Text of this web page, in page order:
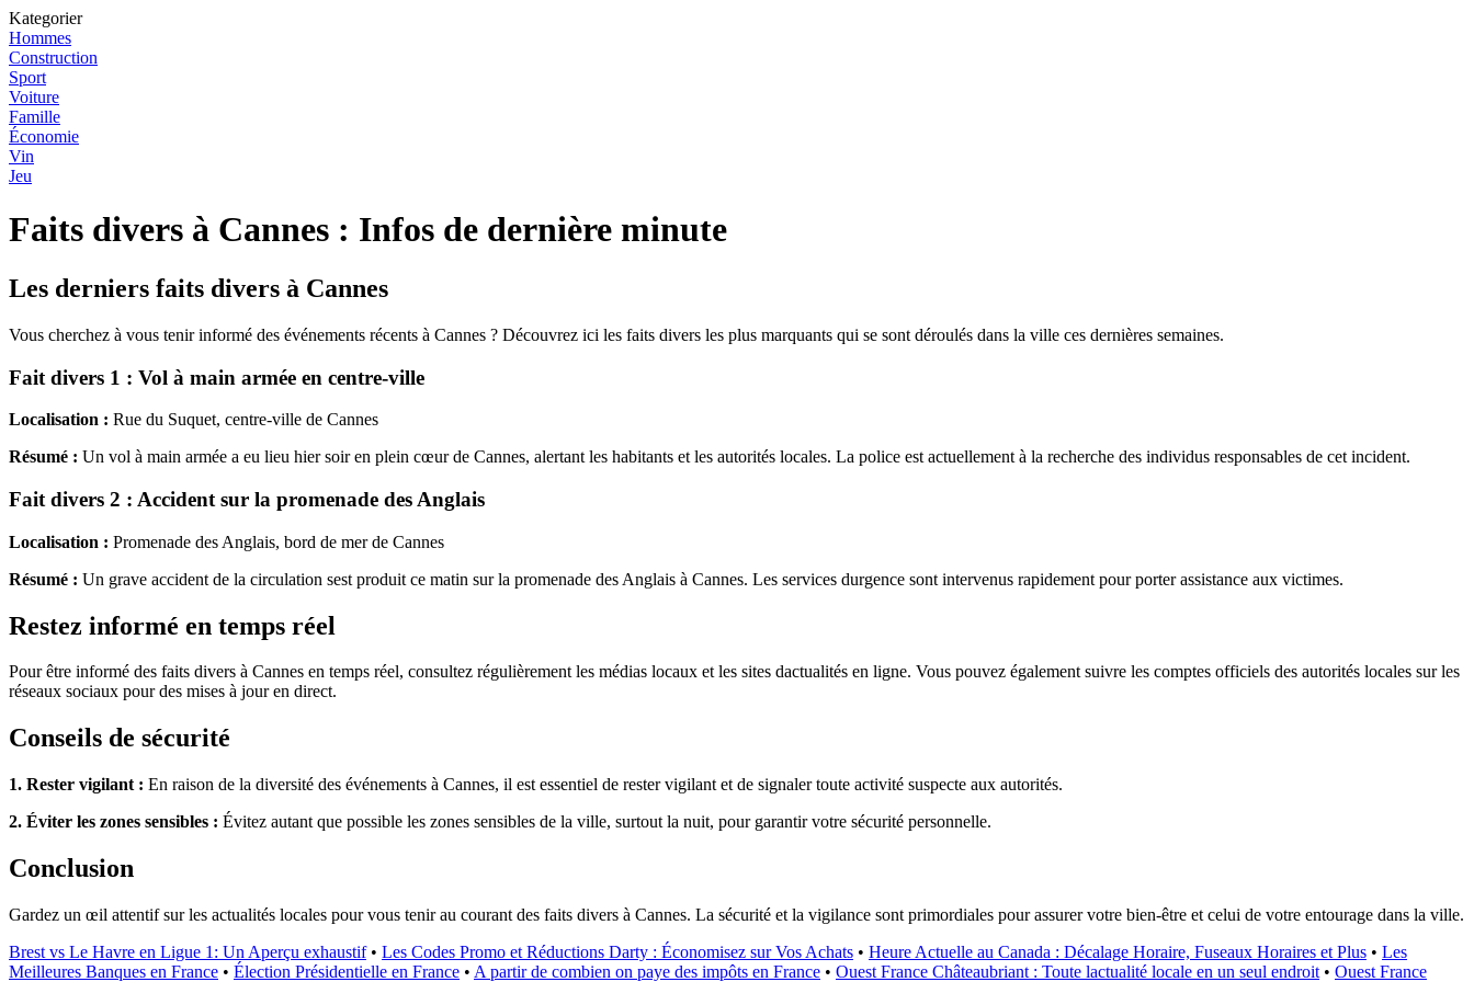
Kategorier
Hommes
Construction
Sport
Voiture
Famille
Économie
Vin
Jeu
Faits divers à Cannes : Infos de dernière minute
Les derniers faits divers à Cannes
Vous cherchez à vous tenir informé des événements récents à Cannes ? Découvrez ici les faits divers les plus marquants qui se sont déroulés dans la ville ces dernières semaines.
Fait divers 1 : Vol à main armée en centre-ville
Localisation : Rue du Suquet, centre-ville de Cannes
Résumé : Un vol à main armée a eu lieu hier soir en plein cœur de Cannes, alertant les habitants et les autorités locales. La police est actuellement à la recherche des individus responsables de cet incident.
Fait divers 2 : Accident sur la promenade des Anglais
Localisation : Promenade des Anglais, bord de mer de Cannes
Résumé : Un grave accident de la circulation sest produit ce matin sur la promenade des Anglais à Cannes. Les services durgence sont intervenus rapidement pour porter assistance aux victimes.
Restez informé en temps réel
Pour être informé des faits divers à Cannes en temps réel, consultez régulièrement les médias locaux et les sites dactualités en ligne. Vous pouvez également suivre les comptes officiels des autorités locales sur les
réseaux sociaux pour des mises à jour en direct.
Conseils de sécurité
1. Rester vigilant : En raison de la diversité des événements à Cannes, il est essentiel de rester vigilant et de signaler toute activité suspecte aux autorités.
2. Éviter les zones sensibles : Évitez autant que possible les zones sensibles de la ville, surtout la nuit, pour garantir votre sécurité personnelle.
Conclusion
Gardez un œil attentif sur les actualités locales pour vous tenir au courant des faits divers à Cannes. La sécurité et la vigilance sont primordiales pour assurer votre bien-être et celui de votre entourage dans la ville.
Brest vs Le Havre en Ligue 1: Un Aperçu exhaustif• Les Codes Promo et Réductions Darty : Économisez sur Vos Achats • Heure Actuelle au Canada : Décalage Horaire, Fuseaux Horaires et Plus • Les
Meilleures Banques en France • Élection Présidentielle en France • A partir de combien on paye des impôts en France • Ouest France Châteaubriant : Toute lactualité locale en un seul endroit • Ouest France